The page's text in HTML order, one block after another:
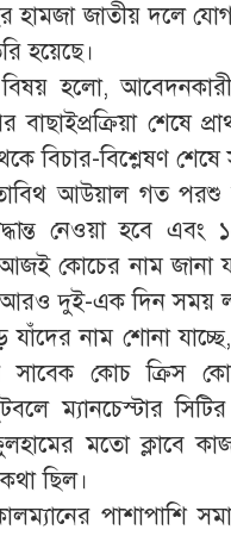
হামজা জাতীয় দলে
হয়েছে।
হলো,
বাছাইপ্রক্রিয়া শেষে
বিচার-বিশ্লেষণ
আউয়াল গত পরশু
নেওয়া হবে
কোচের নাম জানা
দুই-এক দিন সময়
নাম শোনা
কোচ ক্রিস
ম্যানচেস্টার
মতো ক্লাবে
ছিল।
পাশাপাশি